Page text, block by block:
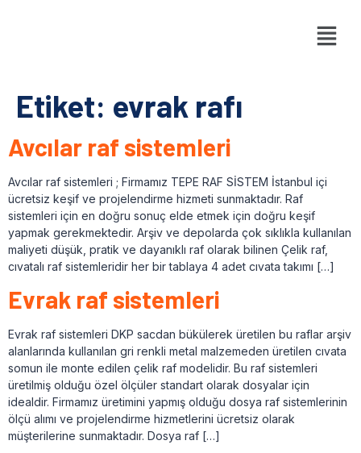
Etiket: evrak rafı
Avcılar raf sistemleri
Avcılar raf sistemleri ; Firmamız TEPE RAF SİSTEM İstanbul içi
ücretsiz keşif ve projelendirme hizmeti sunmaktadır. Raf
sistemleri için en doğru sonuç elde etmek için doğru keşif
yapmak gerekmektedir. Arşiv ve depolarda çok sıklıkla kullanılan
maliyeti düşük, pratik ve dayanıklı raf olarak bilinen Çelik raf,
cıvatalı raf sistemleridir her bir tablaya 4 adet cıvata takımı […]
Evrak raf sistemleri
Evrak raf sistemleri DKP sacdan bükülerek üretilen bu raflar arşiv
alanlarında kullanılan gri renkli metal malzemeden üretilen cıvata
somun ile monte edilen çelik raf modelidir. Bu raf sistemleri
üretilmiş olduğu özel ölçüler standart olarak dosyalar için
idealdir. Firmamız üretimini yapmış olduğu dosya raf sistemlerinin
ölçü alımı ve projelendirme hizmetlerini ücretsiz olarak
müşterilerine sunmaktadır. Dosya raf […]